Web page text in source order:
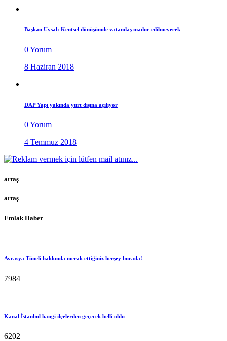
Başkan Uysal: Kentsel dönüşümde vatandaş madur edilmeyecek
0 Yorum
8 Haziran 2018
DAP Yapı yakında yurt dışına açılıyor
0 Yorum
4 Temmuz 2018
artaş
artaş
Emlak Haber
Avrasya Tüneli hakkında merak ettiğiniz herşey burada!
7984
Kanal İstanbul hangi ilçelerden geçecek belli oldu
6202